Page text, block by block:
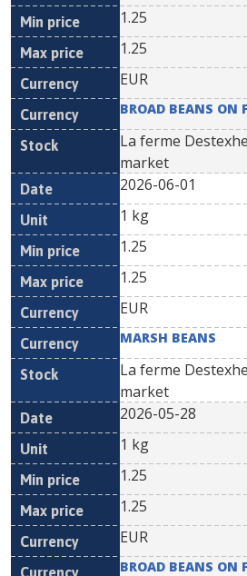
1.25
1.25
EUR
BROAD BEANS ON
La ferme
market
2026-06-01
1 kg
1.25
1.25
EUR
MARSH BEANS
La ferme
market
2026-05-28
1 kg
1.25
1.25
EUR
BROAD BEANS ON